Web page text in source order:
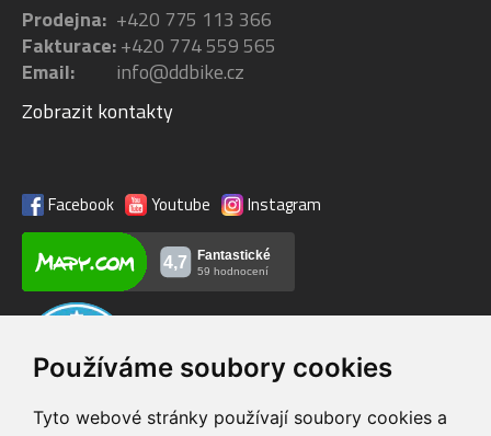
Používáme soubory cookies
Tyto webové stránky používají soubory cookies a
Prodejna: +420 775 113 366
Fakturace:+420 774 559 565
Email:
info@ddbike.cz
Zobrazit kontakty
Facebook Youtube Instagram